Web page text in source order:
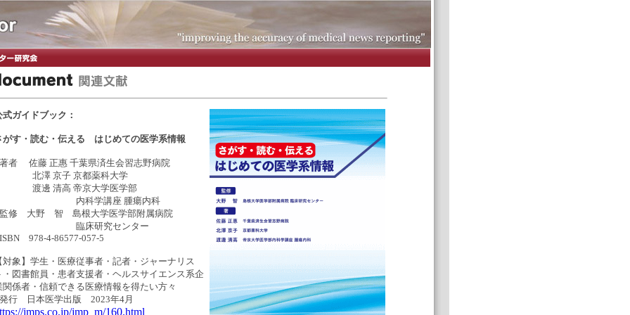
式ガイドブック：
がす・読む・伝える はじめての医学系情報
者 佐藤 正惠 千葉県済生会習志野病院
澤 京子 京都薬科大学
邊 清高 帝京大学医学部
科学講座 腫瘍内科
修 大野 智 島根大学医学部附属病院
床研究センター
978-4-86577-057-5
対象】学生・医療従事者・記者・ジャーナリス
・図書館員・患者支援者・ヘルスサイエンス系企
関係者・信頼できる医療情報を得たい方々
行 日本医学出版 2023年4月
jmps.co.jp/jmp_m/160.html